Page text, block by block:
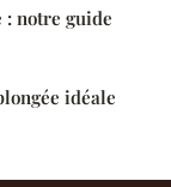
: notre guide
idéale